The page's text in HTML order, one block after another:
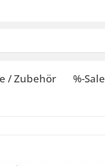
/ Zubehör %-Sale